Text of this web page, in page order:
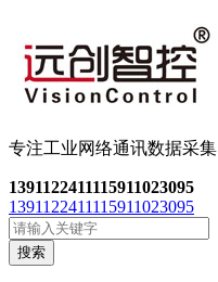
专注工业网络通讯数据采集
1391122411115911023095
1391122411115911023095
搜索